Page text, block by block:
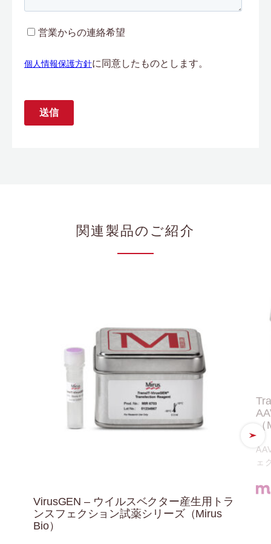
関連製品のご紹介
VirusGEN – ウイルスベクター産生用トラ
ンスフェクション試薬シリーズ（Mirus
Bio）
ェ